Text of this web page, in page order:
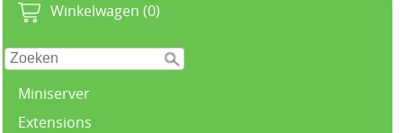
Winkelwagen (0)
Miniserver
Extensions